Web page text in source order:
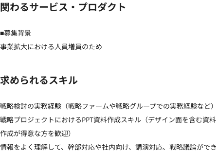
関わるサービス・プロダクト
■募集背景
事業拡大における人員増員のため
求められるスキル
戦略検討の実務経験（戦略ファームや戦略グループでの実務経験など）
戦略プロジェクトにおけるPPT資料作成スキル（デザイン面を含む資料
作成が得意な方を歓迎）
情報をよく理解して、幹部対応や社内向け、講演対応、戦略議論ができ